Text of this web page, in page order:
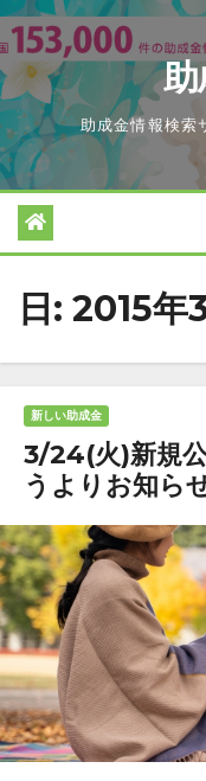
Skip
to
content
助
助成金情報検索
日: 2015年
新しい助成金
3/24(火)新規
うよりお知らせ